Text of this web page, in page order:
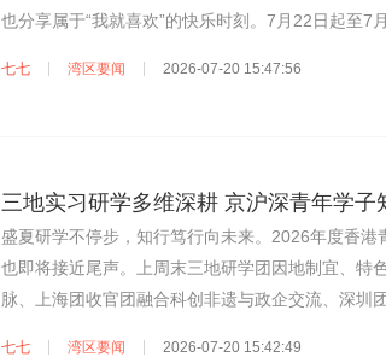
也分享属于“我就喜欢”的快乐时刻。7月22日起至
指定麦当劳餐厅，与餐厅员工进行一局“土豆薯条
七七 湾区要闻 2026-07-20 15:47:56
三地实习研学多维深耕 京沪深青年学子
盛夏研学不停步，知行笃行向未来。2026年度香
也即将接近尾声。上周末三地研学团因地制宜、特
脉、上海团收官团融合科创非遗与政企交流、深圳
七七 湾区要闻 2026-07-20 15:42:49